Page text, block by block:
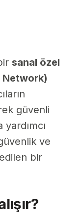
sanal özel
Network)
güvenli
ve
bir